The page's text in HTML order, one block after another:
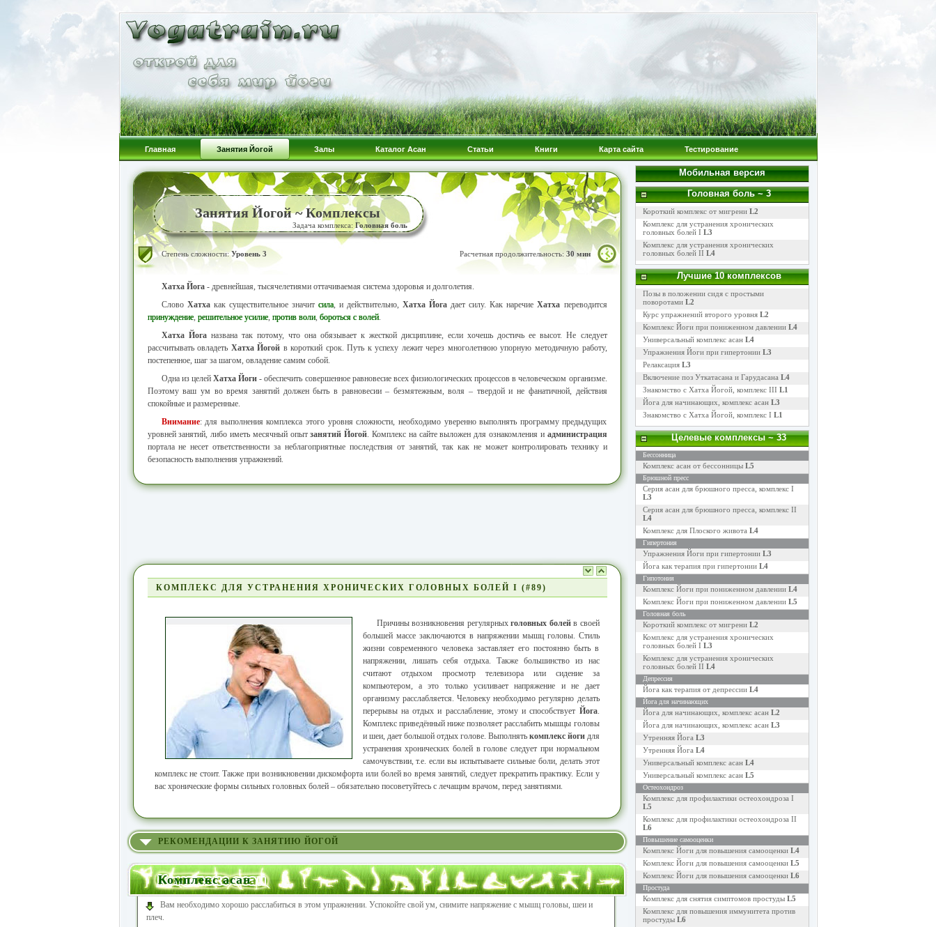
Главная Занятия Йогой Залы Каталог Асан Статьи Книги Карта сайта Тестирование
Занятия Йогой ~ Комплексы
Задача комплекса: Головная боль
Степень сложности:Уровень 3 Расчетная продолжительность: 30 мин
Хатха Йога- древнейшая, тысячелетиями оттачиваемая система здоровья и долголетия.
Слово Хатхакак существительное значит сила, и действительно,Хатха Йога дает силу. Как наречиеХатха переводится
принуждение, решительное усилие, против воли, бороться с волей.
Хатха Йоганазвана так потому, что она обязывает к жесткой дисциплине, если хочешь достичь ее высот. Не следует
рассчитывать овладеть Хатха Йогой в короткий срок. Путь к успеху лежит через многолетнюю упорную методичную работу,
постепенное, шаг за шагом, овладение самим собой.
Одна из целей Хатха Йоги - обеспечить совершенное равновесие всех физиологических процессов в человеческом организме.
Поэтому ваш ум во время занятий должен быть в равновесии – безмятежным, воля – твердой и не фанатичной, действия
спокойные и размеренные.
Внимание: для выполнения комплекса этого уровня сложности, необходимо уверенно выполнять программу предыдущих
уровней занятий, либо иметь месячный опытзанятий Йогой. Комплекс на сайте выложен для ознакомления и администрация
портала не несет ответственности за неблагоприятные последствия от занятий, так как не может контролировать технику и
безопасность выполнения упражнений.
КОМПЛЕКС ДЛЯ УСТРАНЕНИЯ ХРОНИЧЕСКИХ ГОЛОВНЫХ БОЛЕЙ I (#89)
Причины возникновения регулярных головных болейв своей
большей массе заключаются в напряжении мышц головы. Стиль
жизни современного человека заставляет его постоянно быть в
напряжении, лишать себя отдыха. Также большинство из нас
считают отдыхом просмотр телевизора или сидение за
компьютером, а это только усиливает напряжение и не дает
организму расслабляется. Человеку необходимо регулярно делать
перерывы на отдых и расслабление, этому и способствует Йога.
Комплекс приведённый ниже позволяет расслабить мышцы головы
и шеи, дает большой отдых голове. Выполнять комплекс йогидля
устранения хронических болей в голове следует при нормальном
самочувствии, т.е. если вы испытываете сильные боли, делать этот
комплекс не стоит. Также при возникновении дискомфорта или болей во время занятий, следует прекратить практику. Если у
вас хронические формы сильных головных болей – обязательно посоветуйтесь с лечащим врачом, перед занятиями.
РЕКОМЕНДАЦИИ К ЗАНЯТИЮ ЙОГОЙ
Комплекс асан
Вам необходимо хорошо расслабиться в этом упражнении. Успокойте свой ум, снимите напряжение с мышц головы, шеи и
плеч.
Мобильная версия
Головная боль~ 3
Короткий комплекс от мигрени L2
Комплекс для устранения хронических
головных болей I L3
Комплекс для устранения хронических
головных болей II L4
Лучшие 10 комплексов
Позы в положении сидя с простыми
поворотами L2
Курс упражнений второго уровня L2
Комплекс Йоги при пониженном давлении L4
Универсальный комплекс асан L4
Упражнения Йоги при гипертонии L3
Релаксация L3
Включение поз Уткатасана и Гарудасана L4
Знакомство с Хатха Йогой, комплекс III L1
Йога для начинающих, комплекс асан L3
Знакомство с Хатха Йогой, комплекс I L1
Целевые комплексы~ 33
Бессонница
Комплекс асан от бессонницы L5
Брюшной пресс
Серия асан для брюшного пресса, комплекс I
L3
Серия асан для брюшного пресса, комплекс II
L4
Комплекс для Плоского живота L4
Гипертония
Упражнения Йоги при гипертонии L3
Йога как терапия при гипертонии L4
Гипотония
Комплекс Йоги при пониженном давлении L4
Комплекс Йоги при пониженном давлении L5
Головная боль
Короткий комплекс от мигрени L2
Комплекс для устранения хронических
головных болей I L3
Комплекс для устранения хронических
головных болей II L4
Депрессия
Йога как терапия от депрессии L4
Йога для начинающих
Йога для начинающих, комплекс асан L2
Йога для начинающих, комплекс асан L3
Утренняя Йога L3
Утренняя Йога L4
Универсальный комплекс асан L4
Универсальный комплекс асан L5
Остеохондроз
Комплекс для профилактики остеохондроза I
L5
Комплекс для профилактики остеохондроза II
L6
Повышение самооценки
Комплекс Йоги для повышения самооценки L4
Комплекс Йоги для повышения самооценки L5
Комплекс Йоги для повышения самооценки L6
Простуда
Комплекс для снятия симптомов простуды L5
Комплекс для повышения иммунитета против
простуды L6